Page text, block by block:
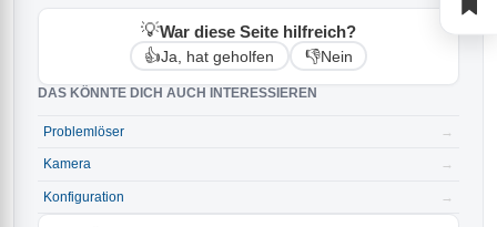
💡War diese Seite hilfreich?
👍Ja, hat geholfen 👎Nein
DAS KÖNNTE DICH AUCH INTERESSIEREN
Problemlöser →
Kamera →
Konfiguration →